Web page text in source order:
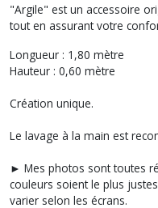
"Argile" est un accessoire
tout en assurant votre
Longueur : 1,80 mètre
Hauteur : 0,60 mètre
Création unique.
Le lavage à la main est
► Mes photos sont toutes
couleurs soient le plus
varier selon les écrans.